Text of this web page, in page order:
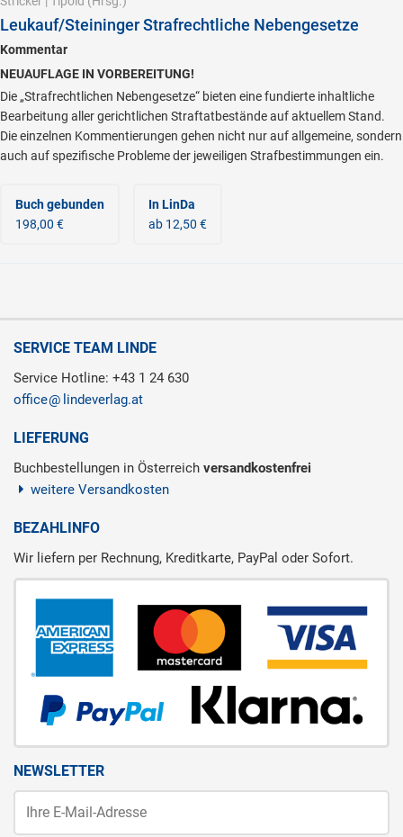
Leukauf/Steininger Strafrechtliche Nebengesetze
Kommentar
NEUAUFLAGE IN VORBEREITUNG!
Die „Strafrechtlichen Nebengesetze“ bieten eine fundierte inhaltliche
Bearbeitung aller gerichtlichen Straftatbestände auf aktuellem Stand.
Die einzelnen Kommentierungen gehen nicht nur auf allgemeine, sondern
auch auf spezifische Probleme der jeweiligen Strafbestimmungen ein.
Buch gebunden
198,00 €
In LinDa
ab 12,50 €
SERVICE TEAM LINDE
Service Hotline: +43 1 24 630
office
lindeverlag.at
LIEFERUNG
Buchbestellungen in Österreich versandkostenfrei
weitere Versandkosten
BEZAHLINFO
Wir liefern per Rechnung, Kreditkarte, PayPal oder Sofort.
NEWSLETTER